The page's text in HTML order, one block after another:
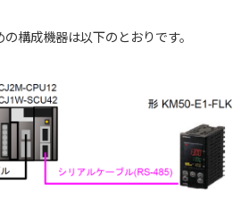
構成機器は以下のとおりです。